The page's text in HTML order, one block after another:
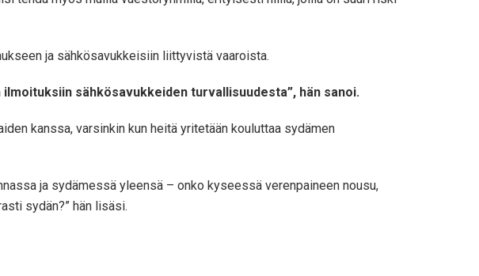
ja sähkösavukkeisiin liittyvistä vaaroista.
sähkösavukkeiden turvallisuudesta”, hän sanoi.
kanssa, varsinkin kun heitä yritetään kouluttaa sydämen
ja sydämessä yleensä – onko kyseessä verenpaineen nousu,
sydän?” hän lisäsi.